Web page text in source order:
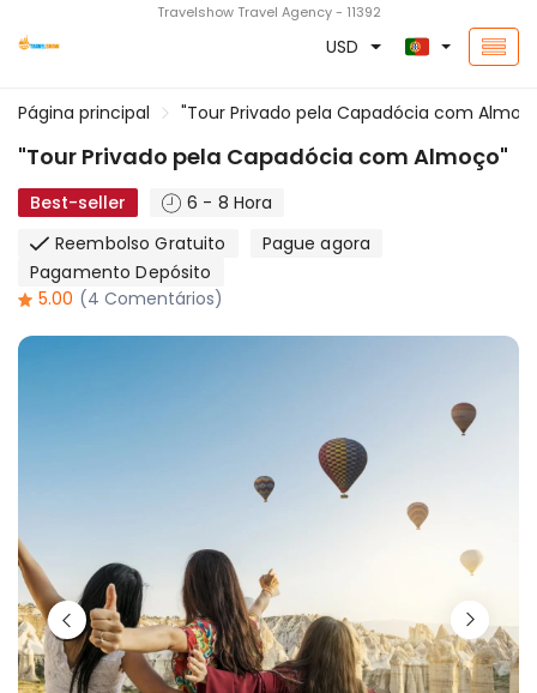
Travelshow Travel Agency - 11392
USD
Página principal "Tour Privado pela Capadócia com
"Tour Privado pela Capadócia com Almoço"
Best-seller
6 - 8 Hora
Reembolso Gratuito
Pague agora
Pagamento Depósito
5.00 (4 Comentários)